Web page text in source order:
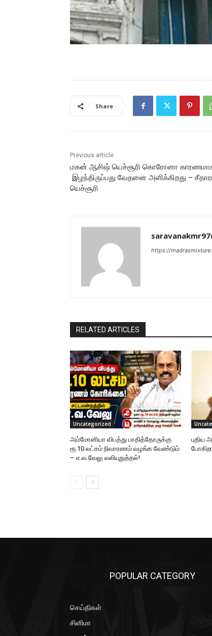
Share
Previous article
மகன் ஆசிஷ் யெச்சூரி கொரோனா காரணமாக
இழந்திருப்பது வேதனை அளிக்கிறது –
யெச்சூரி
https://
RELATED ARTICLES
Uncategorized
அம்மோனியா விபத்து பாதித்தோருக்கு
ரூ.10 லட்சம் நிவாரணம் வழங்க வேண்டும்
– எ.வ.வேலு வலியுறுத்தல்!
POPULAR CATEGORY
செய்திகள்
சினிமா